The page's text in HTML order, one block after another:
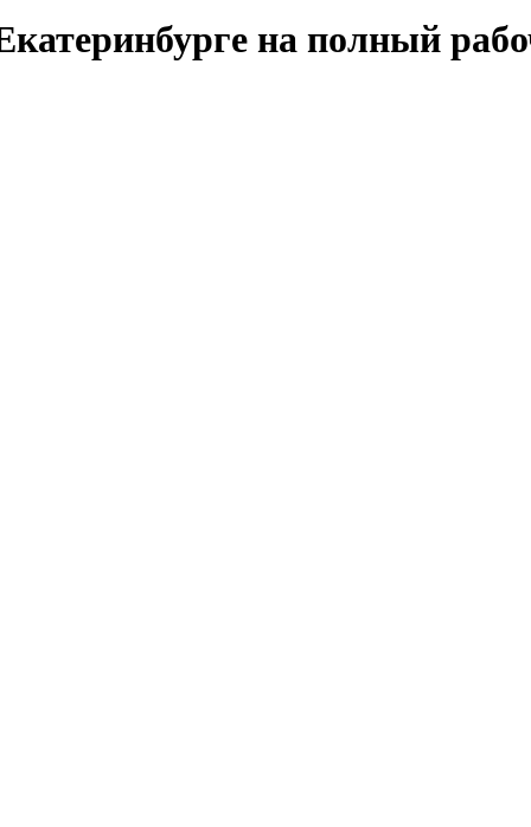
на полный